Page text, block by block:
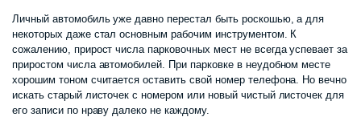
Личный автомобиль уже давно перестал быть роскошью, а для
некоторых даже стал основным рабочим инструментом. К
сожалению, прирост числа парковочных мест не всегда успевает за
приростом числа автомобилей. При парковке в неудобном месте
хорошим тоном считается оставить свой номер телефона. Но вечно
искать старый листочек с номером или новый чистый листочек для
его записи по нраву далеко не каждому.